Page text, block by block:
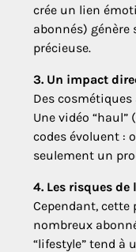
crée un lien
abonnés) génère
précieuse.
3. Un impact
Des
Une vidéo “haul”
codes évoluent :
seulement un
4. Les risques
Cependant, cette
nombreux
“lifestyle” tend à